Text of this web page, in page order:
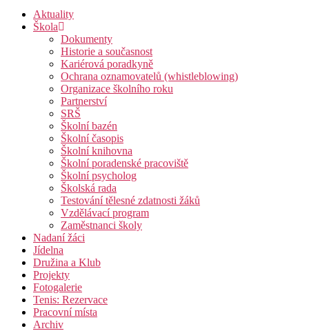
Aktuality
Škola
Dokumenty
Historie a současnost
Kariérová poradkyně
Ochrana oznamovatelů (whistleblowing)
Organizace školního roku
Partnerství
SRŠ
Školní bazén
Školní časopis
Školní knihovna
Školní poradenské pracoviště
Školní psycholog
Školská rada
Testování tělesné zdatnosti žáků
Vzdělávací program
Zaměstnanci školy
Nadaní žáci
Jídelna
Družina a Klub
Projekty
Fotogalerie
Tenis: Rezervace
Pracovní místa
Archiv